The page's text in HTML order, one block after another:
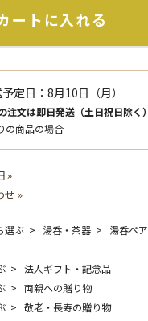
ートに入れる
定日：8月10日（月）
注文は即日発送（土日祝日除く）
の商品の場合
»
せ »
選ぶ 湯呑・茶器
湯呑ペア
法人ギフト・記念品
両親への贈り物
敬老・長寿の贈り物